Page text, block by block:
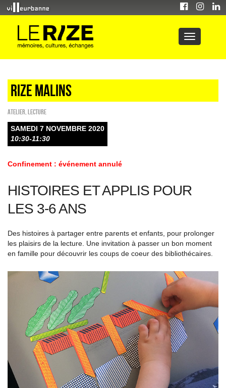
Rize malins
Atelier Lecture
SAMEDI 7 NOVEMBRE 2020
10:30-11:30
Confinement : événement annulé
HISTOIRES ET APPLIS POUR
LES 3-6 ANS
Des histoires à partager entre parents et enfants, pour prolonger
les plaisirs de la lecture. Une invitation à passer un bon moment
en famille pour découvrir les coups de coeur des bibliothécaires.